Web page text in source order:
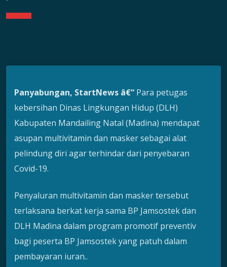
Panyabungan, StartNews â€“ Para petugas
kebersihan Dinas Lingkungan Hidup (DLH)
Kabupaten Mandailing Natal (Madina) mendapat
asupan multivitamin dan masker sebagai alat
pelindung diri agar terhindar dari penyebaran
Covid-19.
Penyaluran multivitamin dan masker tersebut
terlaksana berkat kerja sama BP Jamsostek dan
DLH Madina dalam program promotif preventiv
bagi peserta BP Jamsostek yang patuh dalam
pembayaran iuran..